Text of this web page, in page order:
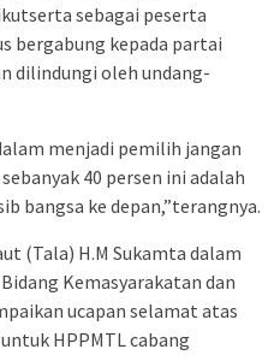
sebagai peserta
bergabung kepada partai
dilindungi oleh undang-
menjadi pemilih jangan
40 persen ini adalah
bangsa ke depan,”terangnya.
(Tala) H.M Sukamta dalam
Kemasyarakatan dan
ucapan selamat atas
HPPMTL cabang